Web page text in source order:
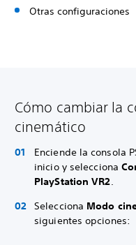
Otras configuraciones
Cómo cambiar la
cinemático
Enciende la consola
inicio y selecciona
PlayStation VR2.
Selecciona Modo
siguientes opciones: